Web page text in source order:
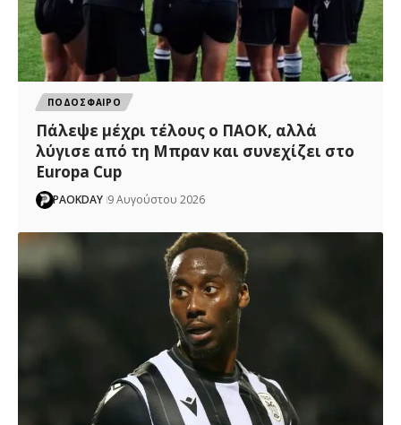
ΠΟΔΟΣΦΑΙΡΟ
Πάλεψε μέχρι τέλους ο ΠΑΟΚ, αλλά
λύγισε από τη Μπραν και συνεχίζει στο
Europa Cup
PAOKDAY 9 Αυγούστου 2026